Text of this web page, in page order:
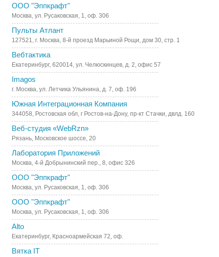
ООО "Эппкрафт"
Москва, ул. Русаковская, 1, оф. 306
Пульты Атлант
127521, г. Москва, 8-й проезд Марьиной Рощи, дом 30, стр. 1
Вебтактика
Екатеринбург, 620014, ул. Челюскинцев, д. 2, офис 57
Imagos
г. Москва, ул. Летчика Ульянина, д. 7, оф. 196
Южная Интеграционная Компания
344058, Ростовская обл, г Ростов-на-Дону, пр-кт Стачки, двлд. 160
Веб-студия «WebRzn»
Рязань, Московское шоссе, 20
Лаборатория Приложений
Москва, 4-й Добрынинский пер., 8, офис 326
ООО "Эппкрафт"
Москва, ул. Русаковская, 1, оф. 306
ООО "Эппкрафт"
Москва, ул. Русаковская, 1, оф. 306
Alto
Екатеринбург, Красноармейская 72, оф.
Вятка IT